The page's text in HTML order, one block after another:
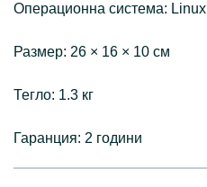
Операционна система: Linux
Размер: 26 × 16 × 10 см
Тегло: 1.3 кг
Гаранция: 2 години